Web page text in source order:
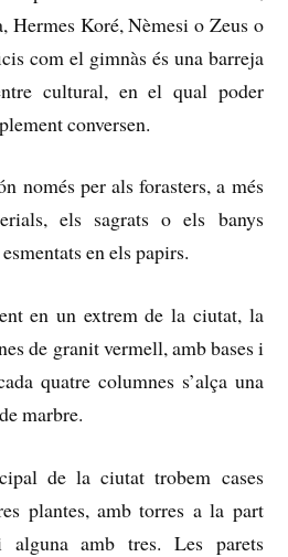
Hermes Koré, Nèmesi o Zeus o
com el gimnàs és una barreja
cultural, en el qual poder
conversen.
només per als forasters, a més
els sagrats o els banys
en els papirs.
en un extrem de la ciutat, la
de granit vermell, amb bases i
quatre columnes s’alça una
marbre.
de la ciutat trobem cases
plantes, amb torres a la part
alguna amb tres. Les parets